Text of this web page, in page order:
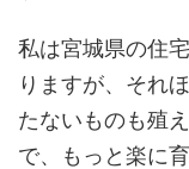
私は宮城県の住
りますが、それ
たないものも殖
で、もっと楽に